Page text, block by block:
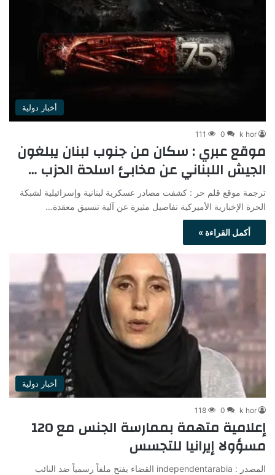
أخبار دولية
k hor
0
111
موقع عبري : سكان من جنوب لبنان يبلغون
الجيش اللبناني عن مخابئ اسلحة الحزب …
ترجمة موقع قلم حر : كشفت مصادر عسكرية لبنانية وإسرائيلية لشبكة
الحرة الإخبارية الأميركية تفاصيل مثيرة عن آلية تنسيق معقدة…
أكمل القراءة »
أخبار دولية
k hor
0
118
إعلامية متهمة بممارسة الجنس مع 120
مسؤولا إيرانيا للتجسس
المصدر : independentarabia القضاء يفتح ملفاً رسمياً ضد النائب